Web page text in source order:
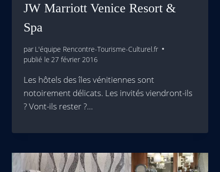
JW Marriott Venice Resort &
Spa
par L'équipe Rencontre-Tourisme-Culturel.fr
publié le 27 février 2016
Les hôtels des îles vénitiennes sont
notoirement délicats. Les invités viendront-ils
? Vont-ils rester ?…